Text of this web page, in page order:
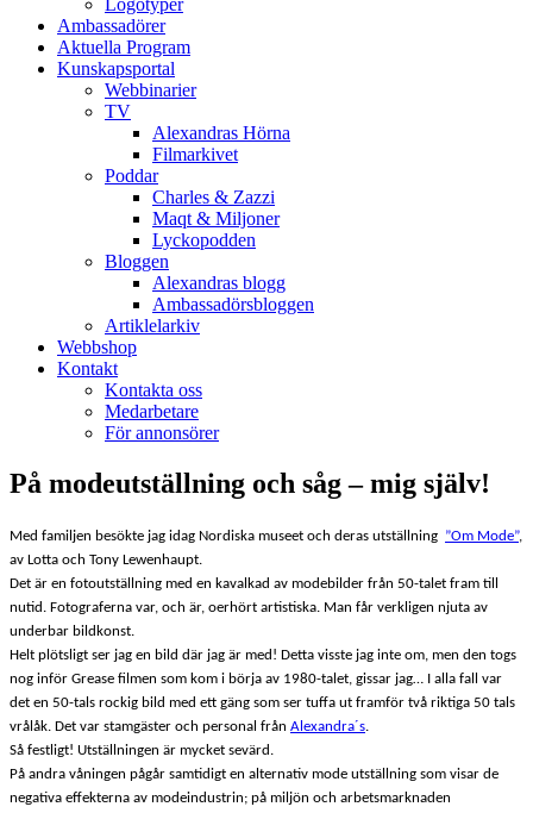
Logotyper
Ambassadörer
Aktuella Program
Kunskapsportal
Webbinarier
TV
Alexandras Hörna
Filmarkivet
Poddar
Charles & Zazzi
Maqt & Miljoner
Lyckopodden
Bloggen
Alexandras blogg
Ambassadörsbloggen
Artiklelarkiv
Webbshop
Kontakt
Kontakta oss
Medarbetare
För annonsörer
På modeutställning och såg – mig själv!
Med familjen besökte jag idag Nordiska museet och deras utställning ”Om Mode”,
av Lotta och Tony Lewenhaupt.
Det är en fotoutställning med en kavalkad av modebilder från 50-talet fram till
nutid. Fotograferna var, och är, oerhört artistiska. Man får verkligen njuta av
underbar bildkonst.
Helt plötsligt ser jag en bild där jag är med! Detta visste jag inte om, men den togs
nog inför Grease filmen som kom i börja av 1980-talet, gissar jag… I alla fall var
det en 50-tals rockig bild med ett gäng som ser tuffa ut framför två riktiga 50 tals
vrålåk. Det var stamgäster och personal från Alexandra´s.
Så festligt! Utställningen är mycket sevärd.
På andra våningen pågår samtidigt en alternativ mode utställning som visar de
negativa effekterna av modeindustrin; på miljön och arbetsmarknaden